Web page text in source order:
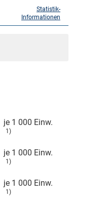
Statistik-
Informationen
je 1 000 Einw.
1)
je 1 000 Einw.
1)
je 1 000 Einw.
1)